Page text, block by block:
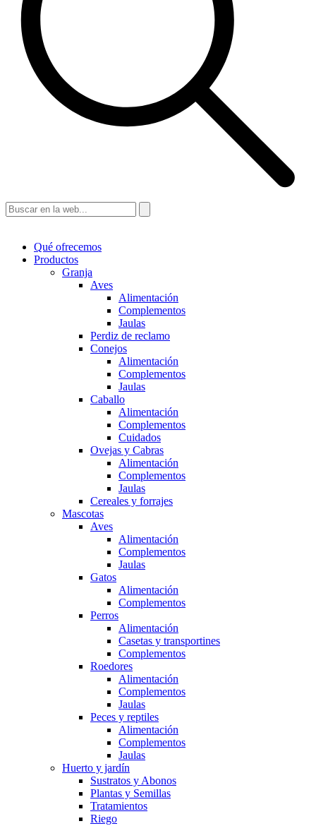
Qué ofrecemos
Productos
Granja
Aves
Alimentación
Complementos
Jaulas
Perdiz de reclamo
Conejos
Alimentación
Complementos
Jaulas
Caballo
Alimentación
Complementos
Cuidados
Ovejas y Cabras
Alimentación
Complementos
Jaulas
Cereales y forrajes
Mascotas
Aves
Alimentación
Complementos
Jaulas
Gatos
Alimentación
Complementos
Perros
Alimentación
Casetas y transportines
Complementos
Roedores
Alimentación
Complementos
Jaulas
Peces y reptiles
Alimentación
Complementos
Jaulas
Huerto y jardín
Sustratos y Abonos
Plantas y Semillas
Tratamientos
Riego